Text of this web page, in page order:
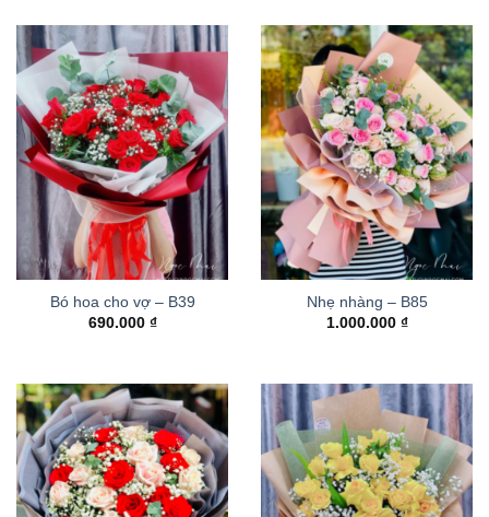
Bó hoa cho vợ – B39
690.000 ₫
Nhẹ nhàng – B85
1.000.000 ₫